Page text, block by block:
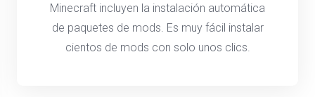
Minecraft incluyen la instalación automática
de paquetes de mods. Es muy fácil instalar
cientos de mods con solo unos clics.